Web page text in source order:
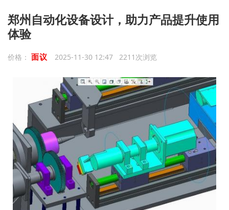
郑州自动化设备设计，助力产品提升使用
体验
价格： 面议 2025-11-30 12:47 2211次浏览